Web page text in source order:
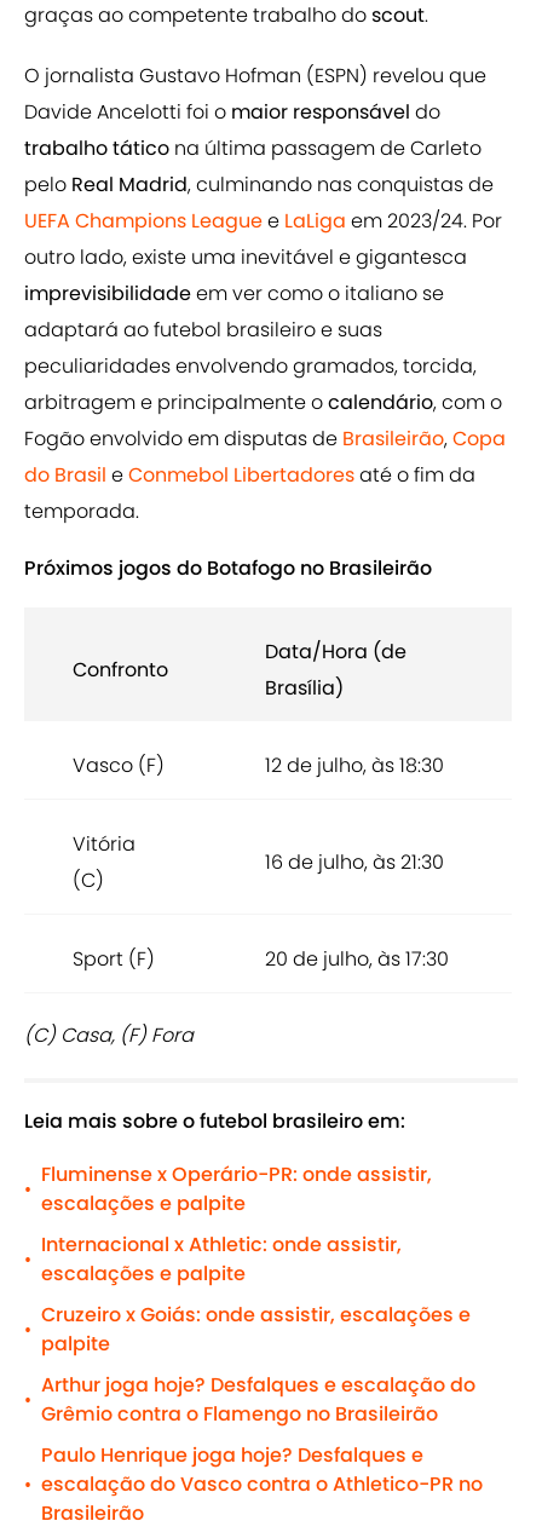
graças ao competente trabalho doscout.
O jornalista Gustavo Hofman (ESPN) revelou que
Davide Ancelotti foi o maior responsável do
trabalho tático na última passagem de Carleto
pelo Real Madrid, culminando nas conquistas de
UEFA Champions Leaguee LaLiga em2023/24. Por
outro lado, existe uma inevitável e gigantesca
imprevisibilidadeem ver como o italiano se
adaptará ao futebol brasileiro e suas
peculiaridades envolvendo gramados, torcida,
arbitragem e principalmente ocalendário, com o
Fogão envolvido em disputas de Brasileirão,Copa
do Brasil eConmebol Libertadoresaté o fim da
temporada.
Próximos jogos do Botafogo no Brasileirão
Confronto
Data/Hora (de
Brasília)
Vasco (F) 12 de julho, às 18:30
Vitória
(C)
16 de julho, às 21:30
Sport (F) 20 de julho, às 17:30
(C) Casa, (F) Fora
Leia mais sobre o futebol brasileiro em:
•
Fluminense x Operário-PR: onde assistir,
escalações e palpite
•
Internacional x Athletic: onde assistir,
escalações e palpite
•
Cruzeiro x Goiás: onde assistir, escalações e
palpite
•
Arthur joga hoje? Desfalques e escalação do
Grêmio contra o Flamengo no Brasileirão
•
Paulo Henrique joga hoje? Desfalques e
escalação do Vasco contra o Athletico-PR no
Brasileirão